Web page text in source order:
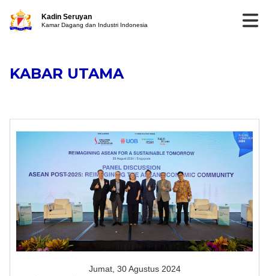
Kadin Seruyan
Kamar Dagang dan Industri Indonesia
KABAR UTAMA
Jumat, 30 Agustus 2024